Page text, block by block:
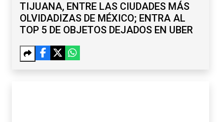
TIJUANA, ENTRE LAS CIUDADES MÁS
OLVIDADIZAS DE MÉXICO; ENTRA AL
TOP 5 DE OBJETOS DEJADOS EN UBER